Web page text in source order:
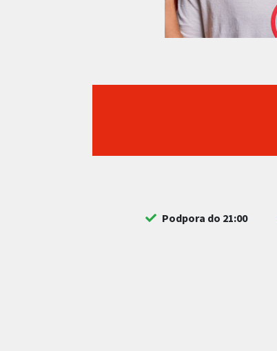
Podpora do 21:00